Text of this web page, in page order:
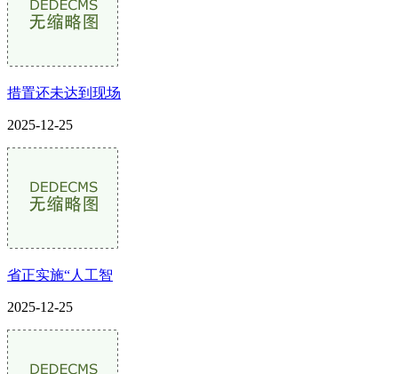
措置还未达到现场
2025-12-25
省正实施“人工智
2025-12-25